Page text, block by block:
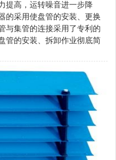
提高，运转噪音进一步降
的采用使盘管的安装、更换
与集管的连接采用了专利的
管的安装、拆卸作业彻底简